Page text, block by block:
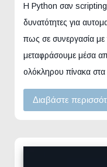
Η Python σαν scripting
δυνατότητες για
πως σε συνεργασία με
μεταφράσουμε μέσα
ολόκληρου πίνακα
Διαβάστε